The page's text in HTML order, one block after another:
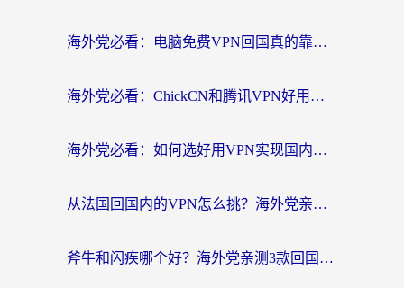
海外党必看：电脑免费VPN回国真的靠谱吗？附实测对比与最优方案指南
海外党必看：ChickCN和腾讯VPN好用吗？3招选对回国加速器，告别地区限制
海外党必看：如何选好用VPN实现国内资源无缝访问？从越南到全球都适用
从法国回国内的VPN怎么挑？海外党亲测：稳定、多端、安全才是关键
斧牛和闪疾哪个好？海外党亲测3款回国加速器，教你选到不踩坑的那一款